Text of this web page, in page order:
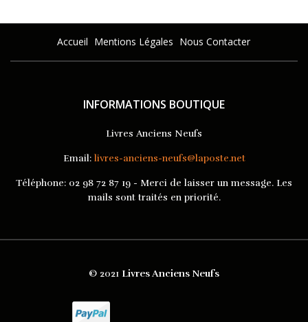
Accueil Mentions Légales Nous Contacter
INFORMATIONS BOUTIQUE
Livres Anciens Neufs
Email: livres-anciens-neufs@laposte.net
Téléphone: 02 98 72 87 19 - Merci de laisser un message. Les
mails sont traités en priorité.
© 2021 Livres Anciens Neufs